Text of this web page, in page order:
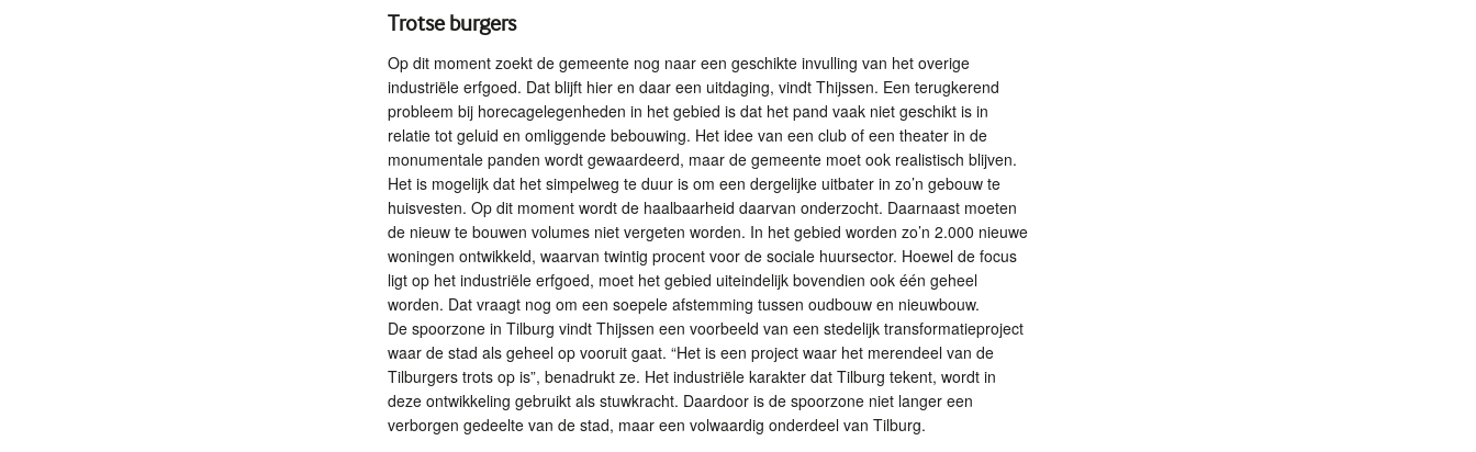
Trotse burgers
Op dit moment zoekt de gemeente nog naar een geschikte invulling van het overige
industriële erfgoed. Dat blijft hier en daar een uitdaging, vindt Thijssen. Een terugkerend
probleem bij horecagelegenheden in het gebied is dat het pand vaak niet geschikt is in
relatie tot geluid en omliggende bebouwing. Het idee van een club of een theater in de
monumentale panden wordt gewaardeerd, maar de gemeente moet ook realistisch blijven.
Het is mogelijk dat het simpelweg te duur is om een dergelijke uitbater in zo’n gebouw te
huisvesten. Op dit moment wordt de haalbaarheid daarvan onderzocht. Daarnaast moeten
de nieuw te bouwen volumes niet vergeten worden. In het gebied worden zo’n 2.000 nieuwe
woningen ontwikkeld, waarvan twintig procent voor de sociale huursector. Hoewel de focus
ligt op het industriële erfgoed, moet het gebied uiteindelijk bovendien ook één geheel
worden. Dat vraagt nog om een soepele afstemming tussen oudbouw en nieuwbouw.
De spoorzone in Tilburg vindt Thijssen een voorbeeld van een stedelijk transformatieproject
waar de stad als geheel op vooruit gaat. “Het is een project waar het merendeel van de
Tilburgers trots op is”, benadrukt ze. Het industriële karakter dat Tilburg tekent, wordt in
deze ontwikkeling gebruikt als stuwkracht. Daardoor is de spoorzone niet langer een
verborgen gedeelte van de stad, maar een volwaardig onderdeel van Tilburg.